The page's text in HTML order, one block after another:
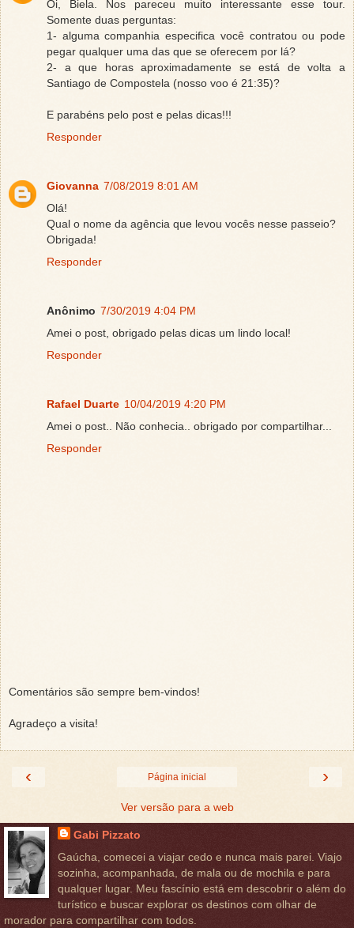
Oi, Biela. Nos pareceu muito interessante esse tour.
Somente duas perguntas:
1- alguma companhia especifica você contratou ou pode
pegar qualquer uma das que se oferecem por lá?
2- a que horas aproximadamente se está de volta a
Santiago de Compostela (nosso voo é 21:35)?
E parabéns pelo post e pelas dicas!!!
Responder
Giovanna 7/08/2019 8:01 AM
Olá!
Qual o nome da agência que levou vocês nesse passeio?
Obrigada!
Responder
Anônimo 7/30/2019 4:04 PM
Amei o post, obrigado pelas dicas um lindo local!
Responder
Rafael Duarte 10/04/2019 4:20 PM
Amei o post.. Não conhecia.. obrigado por compartilhar...
Responder
Comentários são sempre bem-vindos!
Agradeço a visita!
‹ ›
Página inicial
Ver versão para a web
Gabi Pizzato
Gaúcha, comecei a viajar cedo e nunca mais parei. Viajo
sozinha, acompanhada, de mala ou de mochila e para
qualquer lugar. Meu fascínio está em descobrir o além do
turístico e buscar explorar os destinos com olhar de
morador para compartilhar com todos.